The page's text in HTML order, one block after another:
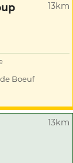
13km
Boeuf
13km